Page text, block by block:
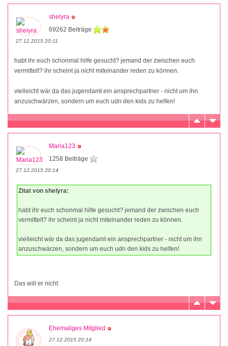
shelyra
69262 Beiträge
27.12.2015 20:11
habt ihr euch schonmal hilfe gesucht? jemand der zwischen euch
vermittelt? ihr scheint ja nicht miteinander reden zu können.
vielleicht wär da das jugendamt ein ansprechpartner - nicht um ihn
anzuschwärzen, sondern um euch udn den kids zu helfen!
Maria123
1258 Beiträge
27.12.2015 20:14
Zitat von shelyra:
habt ihr euch schonmal hilfe gesucht? jemand der zwischen euch
vermittelt? ihr scheint ja nicht miteinander reden zu können.
vielleicht wär da das jugendamt ein ansprechpartner - nicht um ihn
anzuschwärzen, sondern um euch udn den kids zu helfen!
Das will er nicht
Ehemaliges Mitglied
27.12.2015 20:14